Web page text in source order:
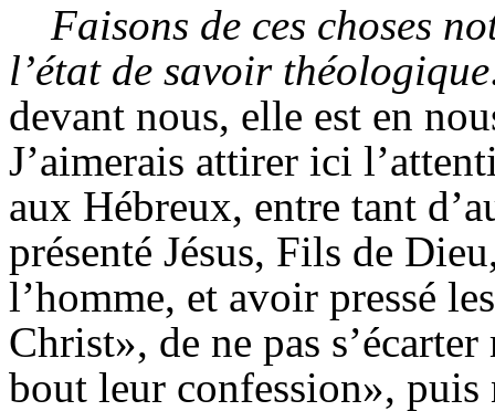
Faisons de ces choses
l’état de savoir théologique
devant nous, elle est en
J’aimerais attirer ici
aux Hébreux, entre tant
présenté Jésus, Fils de
l’homme, et avoir pressé
Christ», de ne pas
bout leur confession»,